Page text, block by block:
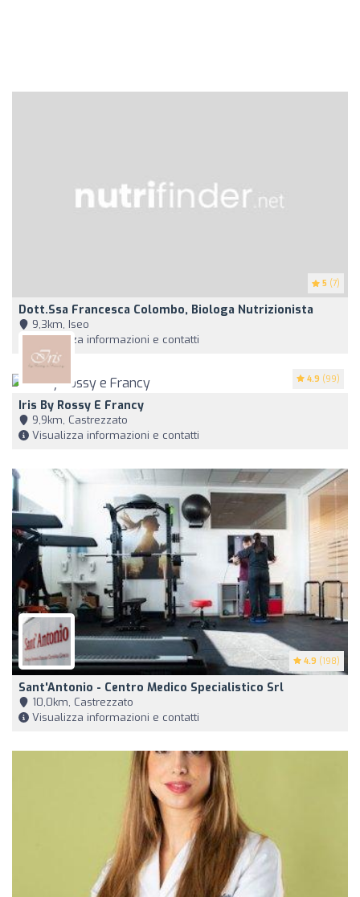
5 (7)
Dott.ssa Francesca Colombo, Biologa Nutrizionista
9,3km, Iseo
Visualizza informazioni e contatti
4.9 (99)
Iris By Rossy E Francy
9,9km, Castrezzato
Visualizza informazioni e contatti
4.9 (198)
Sant'Antonio - Centro Medico Specialistico Srl
10,0km, Castrezzato
Visualizza informazioni e contatti